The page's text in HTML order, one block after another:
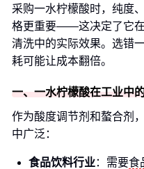
采购一水柠檬酸时，纯度
格更重要——这决定了它
清洗中的实际效果。选错
耗可能让成本翻倍。
一、一水柠檬酸在工业中
作为酸度调节剂和螯合剂，
中广泛：
食品饮料行业：需要食